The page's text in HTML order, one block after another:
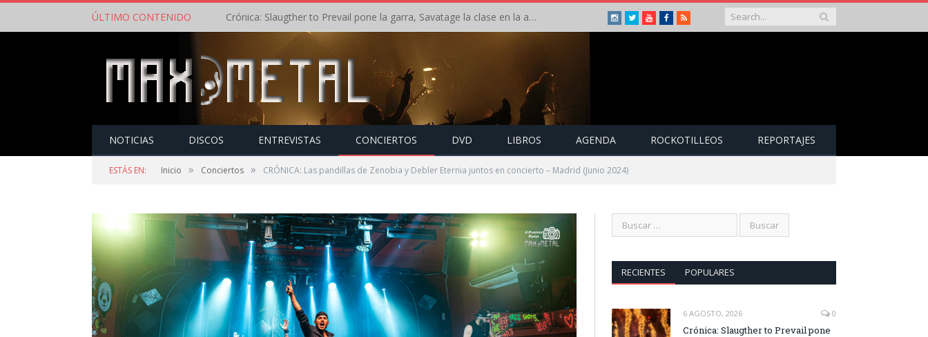
ÚLTIMO CONTENIDO Crónica: Slaugther to Prevail pone la garra, Savatage la clase en la apertura del Leyendas del Rock – Miércoles – Agosto 2026 Instagram
TwitterYoutubeFacebook
RSS
NOTICIAS DISCOS ENTREVISTAS CONCIERTOS DVD LIBROS AGENDA ROCKOTILLEOS REPORTAJES
ESTÁS EN: Inicio » Conciertos » CRÓNICA: Las pandillas de Zenobia y Debler Eternia juntos en concierto – Madrid (Junio 2024)
RECIENTES POPULARES
6 AGOSTO, 2026 0
Crónica: Slaugther to Prevail pone